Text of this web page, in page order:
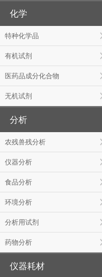
化学
特种化学品
有机试剂
医药品成分化合物
无机试剂
分析
农残兽残分析
仪器分析
食品分析
环境分析
分析用试剂
药物分析
仪器耗材